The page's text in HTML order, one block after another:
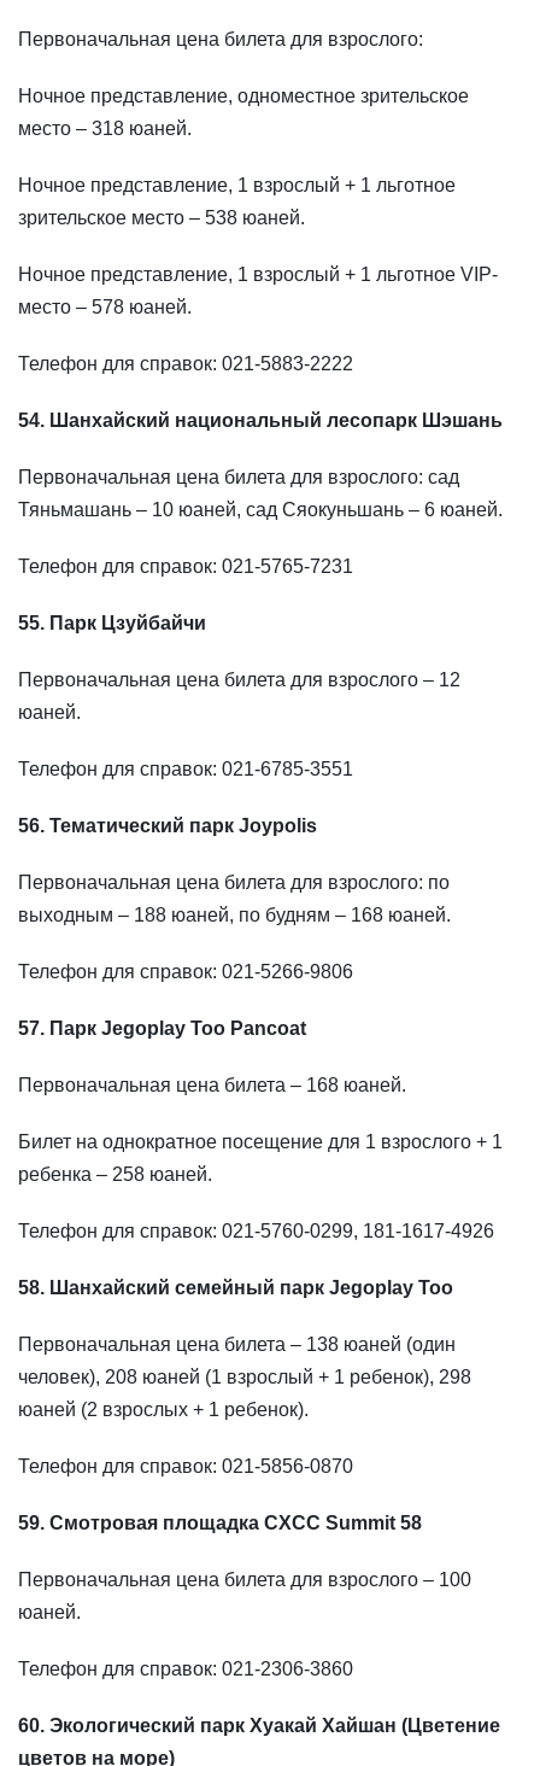
Первоначальная цена билета для взрослого:
Ночное представление, одноместное зрительское
место – 318 юаней.
Ночное представление, 1 взрослый + 1 льготное
зрительское место – 538 юаней.
Ночное представление, 1 взрослый + 1 льготное VIP-
место – 578 юаней.
Телефон для справок: 021-5883-2222
54. Шанхайский национальный лесопарк Шэшань
Первоначальная цена билета для взрослого: сад
Тяньмашань – 10 юаней, сад Сяокуньшань – 6 юаней.
Телефон для справок: 021-5765-7231
55. Парк Цзуйбайчи
Первоначальная цена билета для взрослого – 12
юаней.
Телефон для справок: 021-6785-3551
56. Тематический парк Joypolis
Первоначальная цена билета для взрослого: по
выходным – 188 юаней, по будням – 168 юаней.
Телефон для справок: 021-5266-9806
57. Парк Jegoplay Too Pancoat
Первоначальная цена билета – 168 юаней.
Билет на однократное посещение для 1 взрослого + 1
ребенка – 258 юаней.
Телефон для справок: 021-5760-0299, 181-1617-4926
58. Шанхайский семейный парк Jegoplay Too
Первоначальная цена билета – 138 юаней (один
человек), 208 юаней (1 взрослый + 1 ребенок), 298
юаней (2 взрослых + 1 ребенок).
Телефон для справок: 021-5856-0870
59. Смотровая площадка CXCC Summit 58
Первоначальная цена билета для взрослого – 100
юаней.
Телефон для справок: 021-2306-3860
60. Экологический парк Хуакай Хайшан (Цветение
цветов на море)